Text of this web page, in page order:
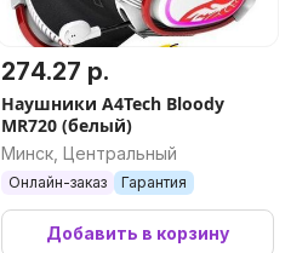
274.27 р.
Наушники A4Tech Bloody
MR720 (белый)
Минск, Центральный
Онлайн-заказ Гарантия
Добавить в корзину